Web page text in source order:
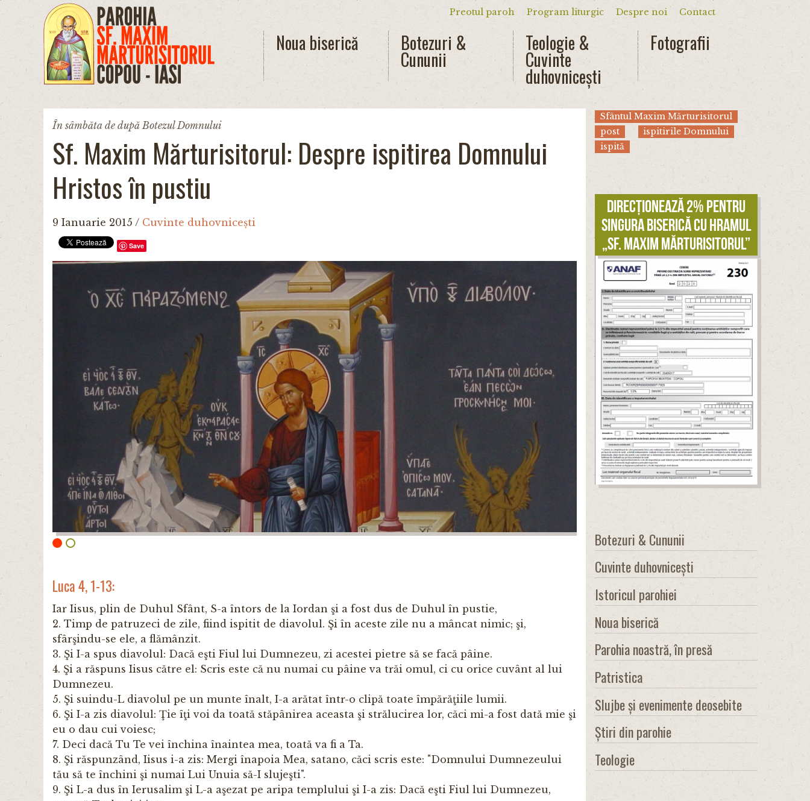
Mergi la conţinutul principal
Meniu secundar
Preotul paroh Program liturgic Despre noi Contact
Noua biserică Botezuri &
Cununii
Teologie &
Cuvinte
duhovnicești
Fotografii
În sâmbăta de după Botezul Domnului
Sf. Maxim Mărturisitorul: Despre ispitirea Domnului
Hristos în pustiu
9 Ianuarie 2015 / Cuvinte duhovnicești
Save
Luca 4, 1-13:
Iar Iisus, plin de Duhul Sfânt, S-a întors de la Iordan şi a fost dus de Duhul în pustie,
2. Timp de patruzeci de zile, fiind ispitit de diavolul. Şi în aceste zile nu a mâncat nimic; şi,
sfârşindu-se ele, a flămânzit.
3. Şi I-a spus diavolul: Dacă eşti Fiul lui Dumnezeu, zi acestei pietre să se facă pâine.
4. Şi a răspuns Iisus către el: Scris este că nu numai cu pâine va trăi omul, ci cu orice cuvânt al lui
Dumnezeu.
5. Şi suindu-L diavolul pe un munte înalt, I-a arătat într-o clipă toate împărăţiile lumii.
6. Şi I-a zis diavolul: Ţie îţi voi da toată stăpânirea aceasta şi strălucirea lor, căci mi-a fost dată mie şi
eu o dau cui voiesc;
7. Deci dacă Tu Te vei închina înaintea mea, toată va fi a Ta.
8. Şi răspunzând, Iisus i-a zis: Mergi înapoia Mea, satano, căci scris este: "Domnului Dumnezeului
tău să te închini şi numai Lui Unuia să-I slujeşti".
9. Şi L-a dus în Ierusalim şi L-a aşezat pe aripa templului şi I-a zis: Dacă eşti Fiul lui Dumnezeu,
Sfântul Maxim Mărturisitorul
post
ispitirile Domnului
ispită
Direcționează 2% pentru
singura biserică cu hramul
„Sf. Maxim Mărturisitorul”
Botezuri & Cununii
Cuvinte duhovnicești
Istoricul parohiei
Noua biserică
Parohia noastră, în presă
Patristica
Slujbe și evenimente deosebite
Știri din parohie
Teologie